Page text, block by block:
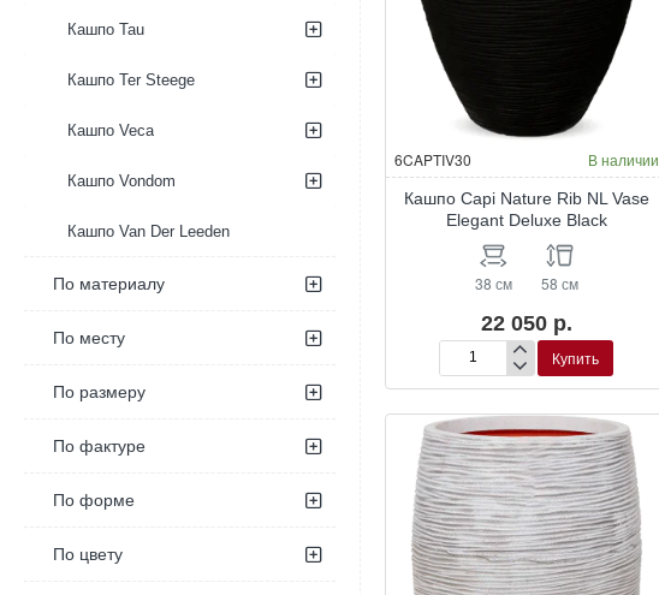
Кашпо Tau
Кашпо Ter Steege
Кашпо Veca
Кашпо Vondom
Кашпо Van Der Leeden
По материалу
По месту
По размеру
По фактуре
По форме
По цвету
6CAPTIV30 В наличии
Кашпо Capi Nature Rib NL Vase
Elegant Deluxe Black
38 см 58 см
22 050 р.
Кашпо
Capi
Nature
Rib
NL
Vase
Elegant
Deluxe
Black
Купить